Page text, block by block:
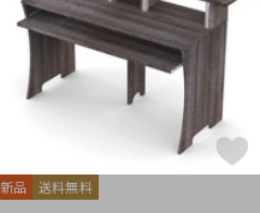
新品 送料無料